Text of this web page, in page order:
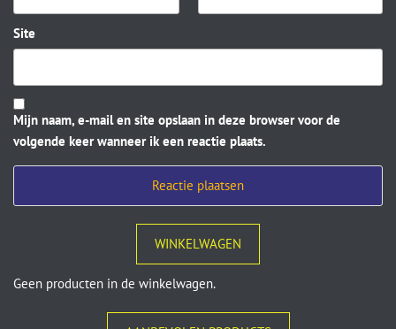
Site
Mijn naam, e-mail en site opslaan in deze browser voor de
volgende keer wanneer ik een reactie plaats.
WINKELWAGEN
Geen producten in de winkelwagen.